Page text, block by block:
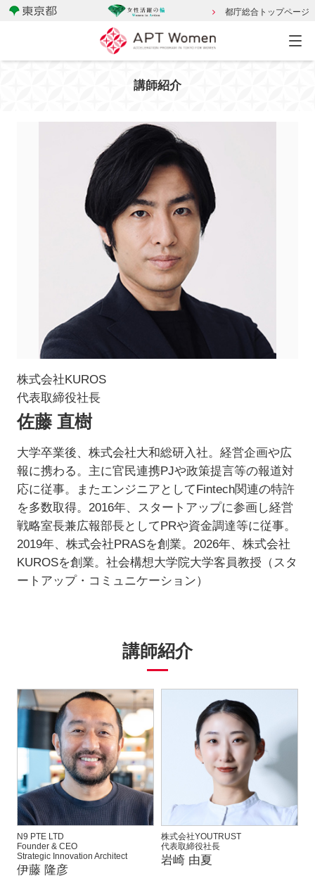
都庁総合トップページ
講師紹介
株式会社KUROS
代表取締役社長
佐藤 直樹
大学卒業後、株式会社大和総研入社。経営企画や広
報に携わる。主に官民連携PJや政策提言等の報道対
応に従事。またエンジニアとしてFintech関連の特許
を多数取得。2016年、スタートアップに参画し経営
戦略室長兼広報部長としてPRや資金調達等に従事。
2019年、株式会社PRASを創業。2026年、株式会社
KUROSを創業。社会構想大学院大学客員教授（スタ
ートアップ・コミュニケーション）
講師紹介
N9 PTE LTD
Founder & CEO
Strategic Innovation Architect
伊藤 隆彦
株式会社YOUTRUST
代表取締役社長
岩崎 由夏